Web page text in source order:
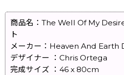
商品名：The Well Of My
ト
メーカー：Heaven And Earth
デザイナー ：Chris Ortega
完成サイズ ：46 x 80cm